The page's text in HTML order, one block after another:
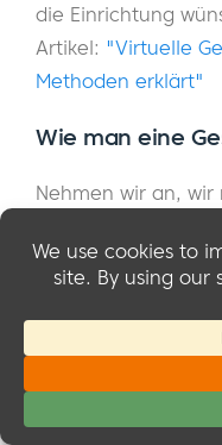
die Einrichtung
Artikel: "Virtuelle
Methoden erklärt"
Wie man eine
Nehmen wir an,
sie bei jedem
können. So
Einen Coupon
Wenn Sie den